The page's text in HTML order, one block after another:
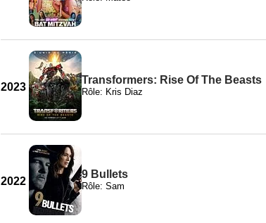
2023
Transformers: Rise Of The Beasts
Rôle: Kris Diaz
2022
9 Bullets
Rôle: Sam